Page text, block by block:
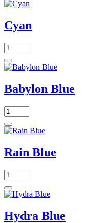
Cyan
Babylon Blue
Rain Blue
Hydra Blue